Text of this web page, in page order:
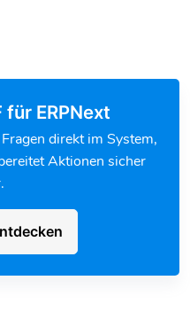
für ERPNext
direkt im System,
Aktionen sicher